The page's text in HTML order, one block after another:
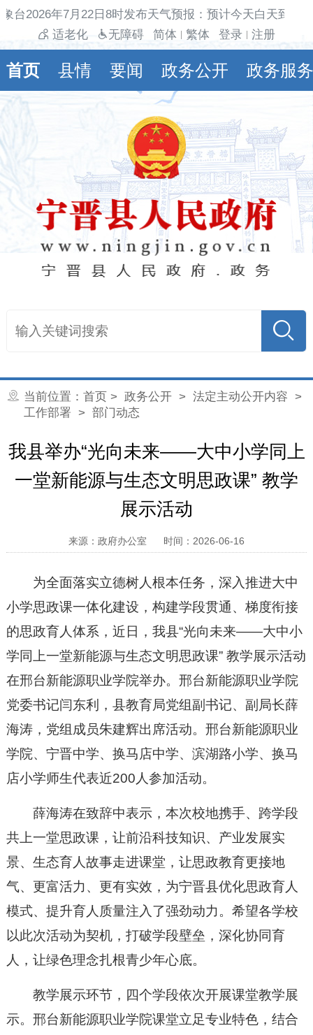
台2026年7月22日8时发布天气预报：预计今天白天到
适老化
无障碍 简体 繁体 登录 注册
首页 县情 要闻 政务公开 政务服务
当前位置： 首页 > 政务公开> 法定主动公开内容 >
工作部署 > 部门动态
我县举办“光向未来——大中小学同上
一堂新能源与生态文明思政课” 教学
展示活动
来源：政府办公室 时间：2026-06-16
为全面落实立德树人根本任务，深入推进大中
小学思政课一体化建设，构建学段贯通、梯度衔接
的思政育人体系，近日，我县“光向未来——大中小
学同上一堂新能源与生态文明思政课” 教学展示活动
在邢台新能源职业学院举办。邢台新能源职业学院
党委书记闫东利，县教育局党组副书记、副局长薛
海涛，党组成员朱建辉出席活动。邢台新能源职业
学院、宁晋中学、换马店中学、滨湖路小学、换马
店小学师生代表近200人参加活动。
薛海涛在致辞中表示，本次校地携手、跨学段
共上一堂思政课，让前沿科技知识、产业发展实
景、生态育人故事走进课堂，让思政教育更接地
气、更富活力、更有实效，为宁晋县优化思政育人
模式、提升育人质量注入了强劲动力。希望各学校
以此次活动为契机，打破学段壁垒，深化协同育
人，让绿色理念扎根青少年心底。
教学展示环节，四个学段依次开展课堂教学展
示。邢台新能源职业学院课堂立足专业特色，结合